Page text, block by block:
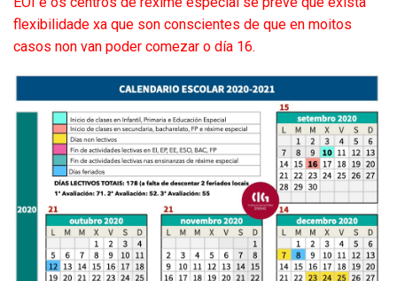
flexibilidade xa que son conscientes de que en moitos
casos non van poder comezar o día 16.